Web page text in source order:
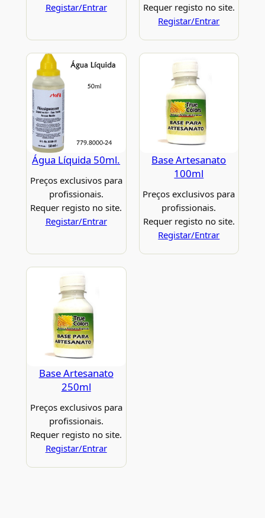
Registar/Entrar
Requer registo no site.
Registar/Entrar
Água Líquida 50ml.
Preços exclusivos para
profissionais.
Requer registo no site.
Registar/Entrar
Base Artesanato
100ml
Preços exclusivos para
profissionais.
Requer registo no site.
Registar/Entrar
Base Artesanato
250ml
Preços exclusivos para
profissionais.
Requer registo no site.
Registar/Entrar